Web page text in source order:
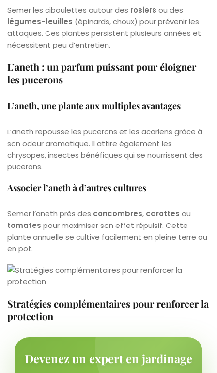
Semer les ciboulettes autour des rosiers ou des
légumes-feuilles (épinards, choux) pour prévenir les
attaques. Ces plantes persistent plusieurs années et
nécessitent peu d’entretien.
L’aneth : un parfum puissant pour éloigner
les pucerons
L’aneth, une plante aux multiples avantages
L’aneth repousse les pucerons et les acariens grâce à
son odeur aromatique. Il attire également les
chrysopes, insectes bénéfiques qui se nourrissent des
pucerons.
Associer l’aneth à d’autres cultures
Semer l’aneth près des concombres, carottes ou
tomates pour maximiser son effet répulsif. Cette
plante annuelle se cultive facilement en pleine terre ou
en pot.
Stratégies complémentaires pour renforcer la
protection
Devenez un expert en jardinage